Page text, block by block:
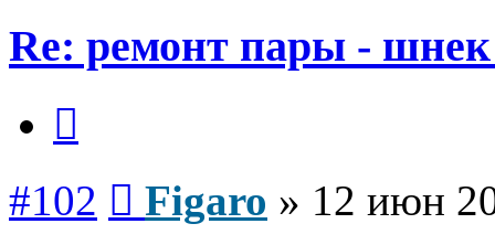
Re: ремонт пары - шнек
#102 Figaro » 12 июн